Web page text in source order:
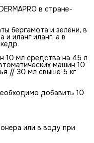
в стране-
бергамота и зелени, в
иланг иланг, а в
10 мл средства на 45 л
машин 10
// 30 мл свыше 5 кг
добавить 10
или в воду при